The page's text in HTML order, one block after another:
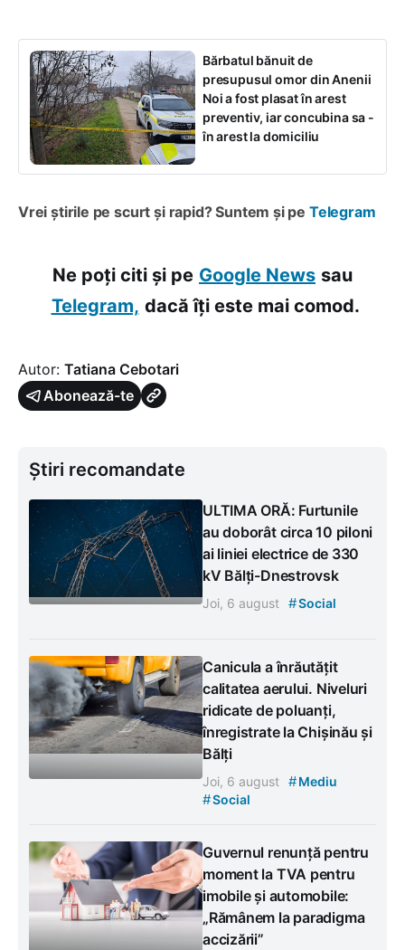
Bărbatul bănuit de
presupusul omor din Anenii
Noi a fost plasat în arest
preventiv, iar concubina sa -
în arest la domiciliu
Vrei știrile pe scurt și rapid? Suntem și pe Telegram
Ne poți citi și pe Google News sau
Telegram, dacă îți este mai comod.
Autor: Tatiana Cebotari
Abonează-te
Știri recomandate
ULTIMA ORĂ: Furtunile
au doborât circa 10 piloni
ai liniei electrice de 330
kV Bălți-Dnestrovsk
Joi, 6 august #Social
Canicula a înrăutățit
calitatea aerului. Niveluri
ridicate de poluanți,
înregistrate la Chișinău și
Bălți
Joi, 6 august #Mediu
#Social
Guvernul renunță pentru
moment la TVA pentru
imobile și automobile:
„Rămânem la paradigma
accizării”